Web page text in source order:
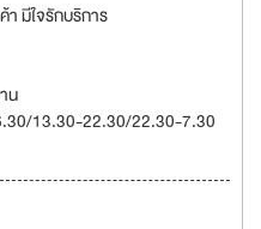
มีใจรักบริการ
น
13.30-22.30/22.30-7.30